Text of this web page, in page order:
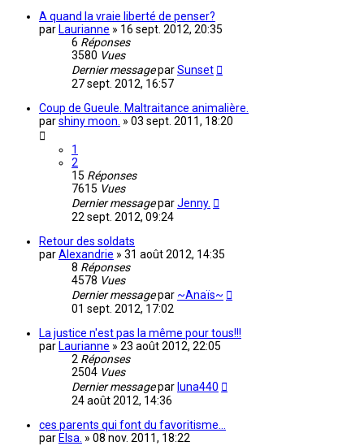
A quand la vraie liberté de penser?
par Laurianne » 16 sept. 2012, 20:35
6 Réponses
3580 Vues
Dernier messageparSunset
27 sept. 2012, 16:57
Coup de Gueule. Maltraitance animalière.
parshiny moon. » 03 sept. 2011, 18:20
1
2
15 Réponses
7615 Vues
Dernier messageparJenny.
22 sept. 2012, 09:24
Retour des soldats
parAlexandrie » 31 août 2012, 14:35
8 Réponses
4578 Vues
Dernier messagepar ~Anaïs~
01 sept. 2012, 17:02
La justice n'est pas la même pour tous!!!
par Laurianne » 23 août 2012, 22:05
2 Réponses
2504 Vues
Dernier messagepar luna440
24 août 2012, 14:36
ces parents qui font du favoritisme...
par Elsa. » 08 nov. 2011, 18:22